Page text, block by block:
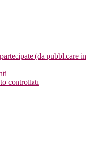
(da pubblicare in
controllati